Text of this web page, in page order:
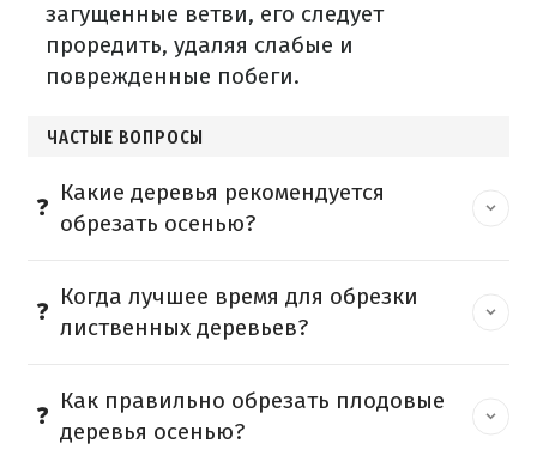
загущенные ветви, его следует
проредить, удаляя слабые и
поврежденные побеги.
ЧАСТЫЕ ВОПРОСЫ
Какие деревья рекомендуется
обрезать осенью?
Когда лучшее время для обрезки
лиственных деревьев?
Как правильно обрезать плодовые
деревья осенью?